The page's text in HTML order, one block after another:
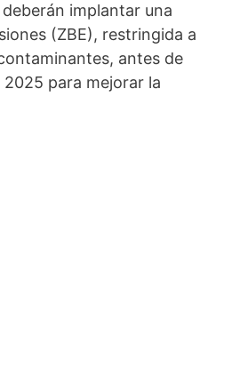
implantar una
(ZBE), restringida a
antes de
para mejorar la